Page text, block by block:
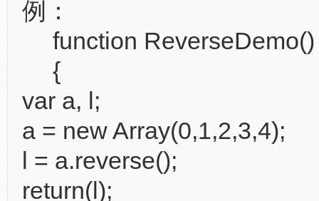
例：
function ReverseDemo()
{
var a, l;
a = new Array(0,1,2,3,4);
l = a.reverse();
return(l);